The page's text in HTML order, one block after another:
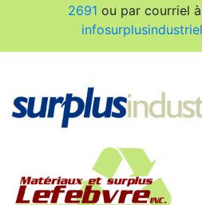
2691 ou par courriel